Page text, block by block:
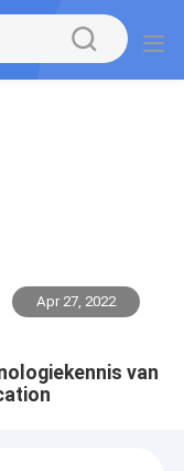
Apr 27, 2022
van